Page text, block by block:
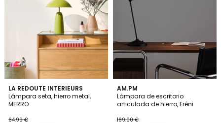
LA REDOUTE INTERIEURS
Lámpara seta, hierro metal,
MERRO
64.99 €
5
/
5
2
Colores
AM.PM
Lámpara de escritorio
articulada de hierro, Eréni
169.00 €
4,7
/ 5